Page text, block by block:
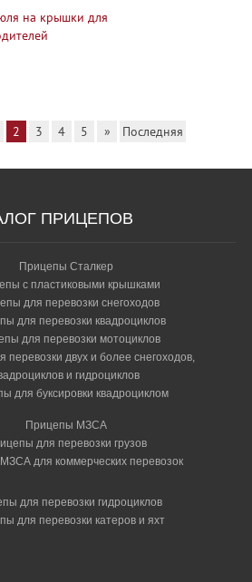
2 3 4 5 » Последняя
ПРИЦЕПОВ
Прицепы Сталкер
с пластиковыми крышками
для перевозки снегоходов
для перевозки квадроциклов
для перевозки мотоциклов
перевозки двух и более снегоходов,
и гидроциклов
для буксировки квадроциклом
Прицепы МЗСА
для перевозки грузов
для коммерческих перевозок
для перевозки гидроциклов
для перевозки катеров и яхт